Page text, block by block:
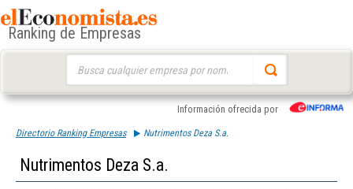
Ranking de Empresas
Información ofrecida por
Directorio Ranking Empresas Nutrimentos Deza S.a.
Nutrimentos Deza S.a.